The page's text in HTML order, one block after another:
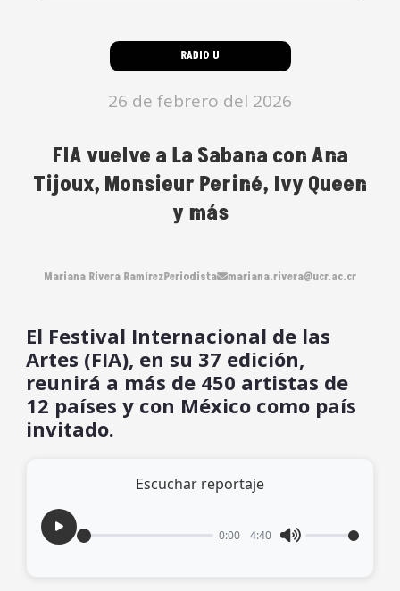
RADIO U
26 de febrero del 2026
FIA vuelve a La Sabana con Ana
Tijoux, Monsieur Periné, Ivy Queen
y más
Mariana Rivera RamírezPeriodista mariana.rivera@ucr.ac.cr
El Festival Internacional de las
Artes (FIA), en su 37 edición,
reunirá a más de 450 artistas de
12 países y con México como país
invitado.
Escuchar reportaje
0:00 4:40